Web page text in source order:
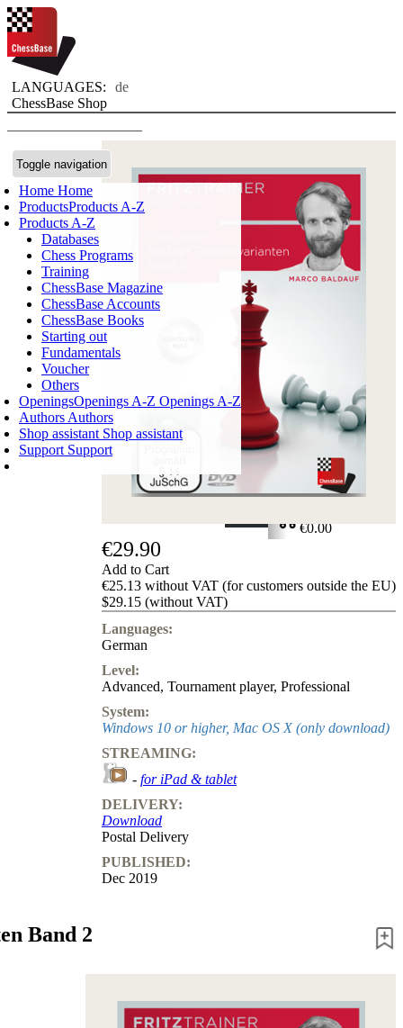
LANGUAGES:
de
ChessBase Shop
Toggle navigation
Home Home
ProductsProducts A-Z
Products A-Z
Databases
Chess Programs
Training
ChessBase Magazine
ChessBase Accounts
ChessBase Books
Starting out
Fundamentals
Voucher
Others
OpeningsOpenings A-Z Openings A-Z
Authors Authors
Shop assistant Shop assistant
Support Support
Login
SHOPPING CART
€0.00
€29.90
Add to Cart
€25.13 without VAT (for customers outside the EU)
$29.15 (without VAT)
Languages:
German
Level:
Advanced, Tournament player, Professional
System:
Windows 10 or higher, Mac OS X (only download)
STREAMING:
- for iPad & tablet
DELIVERY:
Download
Postal Delivery
PUBLISHED:
Dec 2019
Band 2